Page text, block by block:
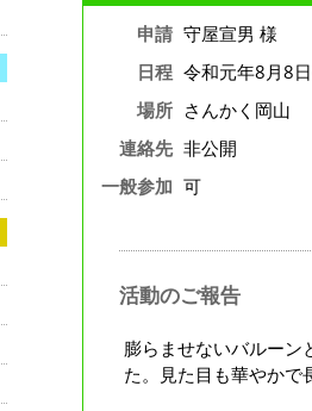
申請 守屋宣男 様
日程 令和元年8月8
場所 さんかく岡山
連絡先 非公開
一般参加 可
活動のご報告
膨らませないバルーン
た。見た目も華やかで